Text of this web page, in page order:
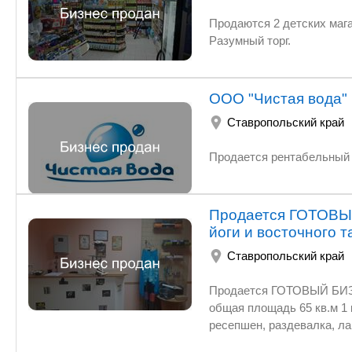
Продаются 2 детских
Разумный торг.
ООО "Чистая вода"
Ставропольский край
Продается
йоги и восточного
Ставропольский край
Продается ГОТОВЫЙ БИЗНЕС - действующая
общая площадь 65 кв.м 1
ресепшен, раздевалка, лавка товаров Студия полностью действует!